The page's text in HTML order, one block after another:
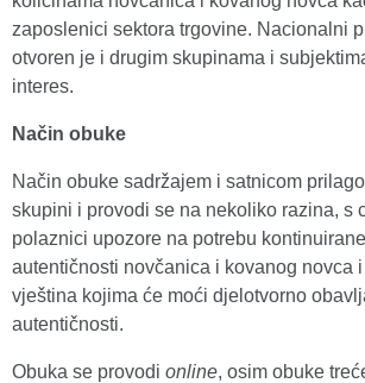
zaposlenici sektora trgovine. Nacionalni
otvoren je i drugim skupinama i
interes.
Način obuke
Način obuke sadržajem i satnicom
skupini i provodi se na nekoliko razina, s
polaznici upozore na potrebu
autentičnosti novčanica i kovanog novca
vještina kojima će moći djelotvorno
autentičnosti.
Obuka se provodi online, osim obuke